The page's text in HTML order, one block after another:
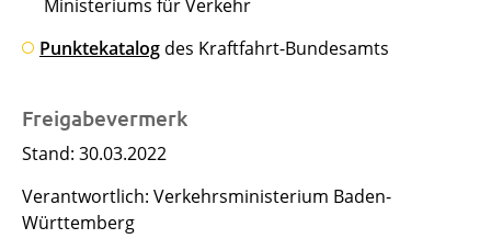
Ministeriums für Verkehr
Punktekatalog des Kraftfahrt-Bundesamts
Freigabevermerk
Stand: 30.03.2022
Verantwortlich: Verkehrsministerium Baden-
Württemberg